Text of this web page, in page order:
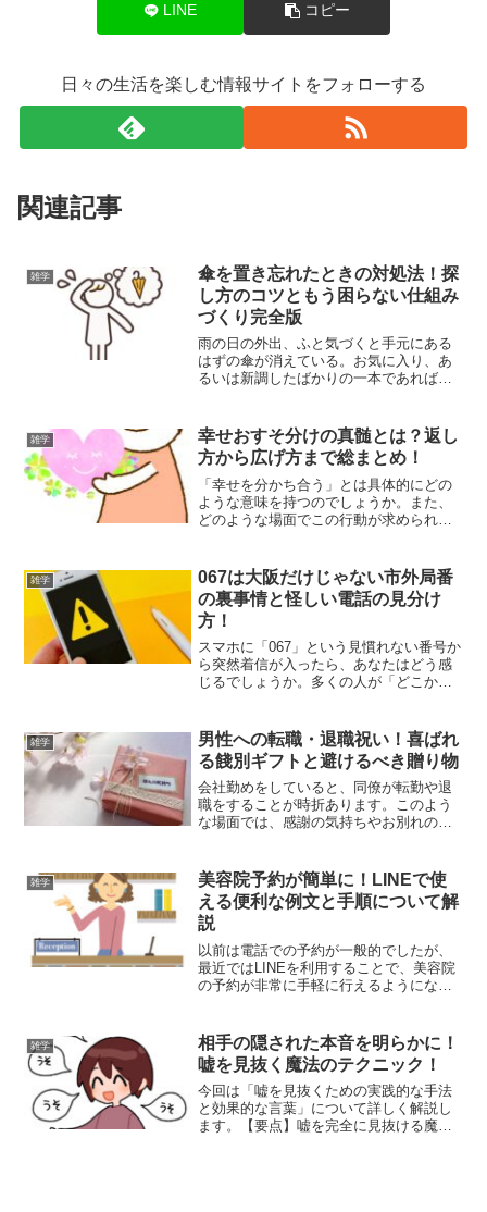
LINE コピー
日々の生活を楽しむ情報サイトをフォローする
関連記事
雑学
傘を置き忘れたときの対処法！探
し方のコツともう困らない仕組み
づくり完全版
雨の日の外出、ふと気づくと手元にある
はずの傘が消えている。お気に入り、あ
るいは新調したばかりの一本であれば、
し、傘の紛失は「気づいた直後の初動」
と「場所別の戦略的アプロ...
雑学
幸せおすそ分けの真髄とは？返し
方から広げ方まで総まとめ！
「幸せを分かち合う」とは具体的にどの
ような意味を持つのでしょうか。また、
どのような場面でこの行動が求められる
た疑問を抱えている方も多いのではない
でしょうか。この記事では...
雑学
067は大阪だけじゃない市外局番
の裏事情と怪しい電話の見分け
方！
スマホに「067」という見慣れない番号か
ら突然着信が入ったら、あなたはどう感
じるでしょうか。多くの人が「どこから
して大阪あたりからの電話かもしれない
——そんな推測をす...
雑学
男性への転職・退職祝い！喜ばれ
る餞別ギフトと避けるべき贈り物
会社勤めをしていると、同僚が転勤や退
職をすることが時折あります。このよう
な場面では、感謝の気持ちやお別れの意
のではないでしょうか。具体的には、
「どのくらいの金額が適切な...
雑学
美容院予約が簡単に！LINEで使
える便利な例文と手順について解
説
以前は電話での予約が一般的でしたが、
最近ではLINEを利用することで、美容院
の予約が非常に手軽に行えるようになり
する際には、どのようにメッセージを送
ればよいのか迷っ...
雑学
相手の隠された本音を明らかに！
嘘を見抜く魔法のテクニック！
今回は「嘘を見抜くための実践的な手法
と効果的な言葉」について詳しく解説し
ます。【要点】嘘を完全に見抜ける魔法